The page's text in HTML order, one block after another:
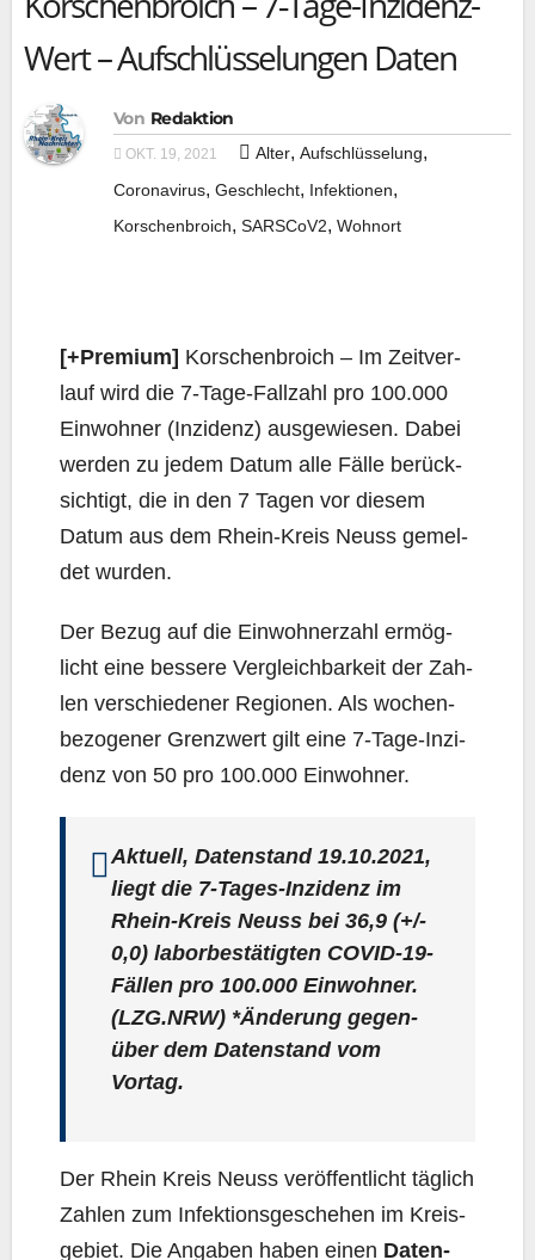
Wert – Aufschlüsselungen Daten
Von Redaktion
OKT. 19, 2021 Alter, Aufschlüsselung,
Coronavirus, Geschlecht, Infektionen,
Korschenbroich, SARSCoV2, Wohnort
[+Pre­mi­um] Kor­schen­broich – Im Zeit­ver­
lauf wird die 7‑Ta­ge-Fall­zahl pro 100.000
Ein­woh­ner (Inzi­denz) aus­ge­wie­sen. Dabei
wer­den zu jedem Datum alle Fäl­le berück­
sich­tigt, die in den 7 Tagen vor die­sem
Datum aus dem Rhein-Kreis Neuss gemel­
det wurden.
Der Bezug auf die Ein­woh­ner­zahl ermög­
licht eine bes­se­re Ver­gleich­bar­keit der Zah­
len ver­schie­de­ner Regio­nen. Als wochen­
be­zo­ge­ner Grenz­wert gilt eine 7‑Ta­ge-Inzi­
denz von 50 pro 100.000 Einwohner.
Aktu­ell, Daten­stand 19.10.2021,
liegt die 7‑Ta­ges-Inzi­denz im
Rhein-Kreis Neuss bei 36,9 (+/-
0,0) labor­be­stä­tig­ten COVID-19-
Fäl­len pro 100.000 Ein­woh­ner.
(LZG.NRW) *Ände­rung gegen­
über dem Daten­stand vom
Vortag.
Der Rhein Kreis Neuss ver­öf­fent­licht täg­lich
Zah­len zum Infek­ti­ons­ge­sche­hen im Kreis­
ge­biet. Die Anga­ben haben einen Daten­